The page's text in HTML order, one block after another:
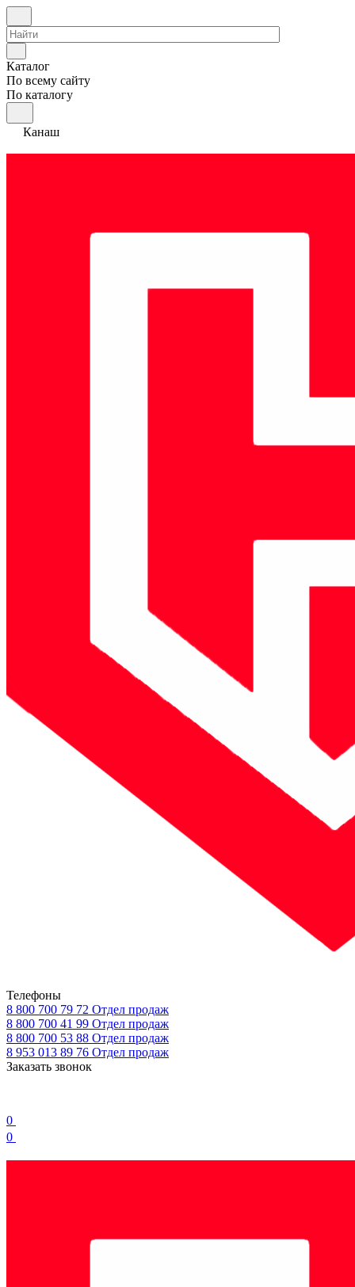
Каталог
По всему сайту
По каталогу
Канаш
Телефоны
8 800 700 79 72 Отдел продаж
8 800 700 41 99 Отдел продаж
8 800 700 53 88 Отдел продаж
8 953 013 89 76 Отдел продаж
Заказать звонок
0
0